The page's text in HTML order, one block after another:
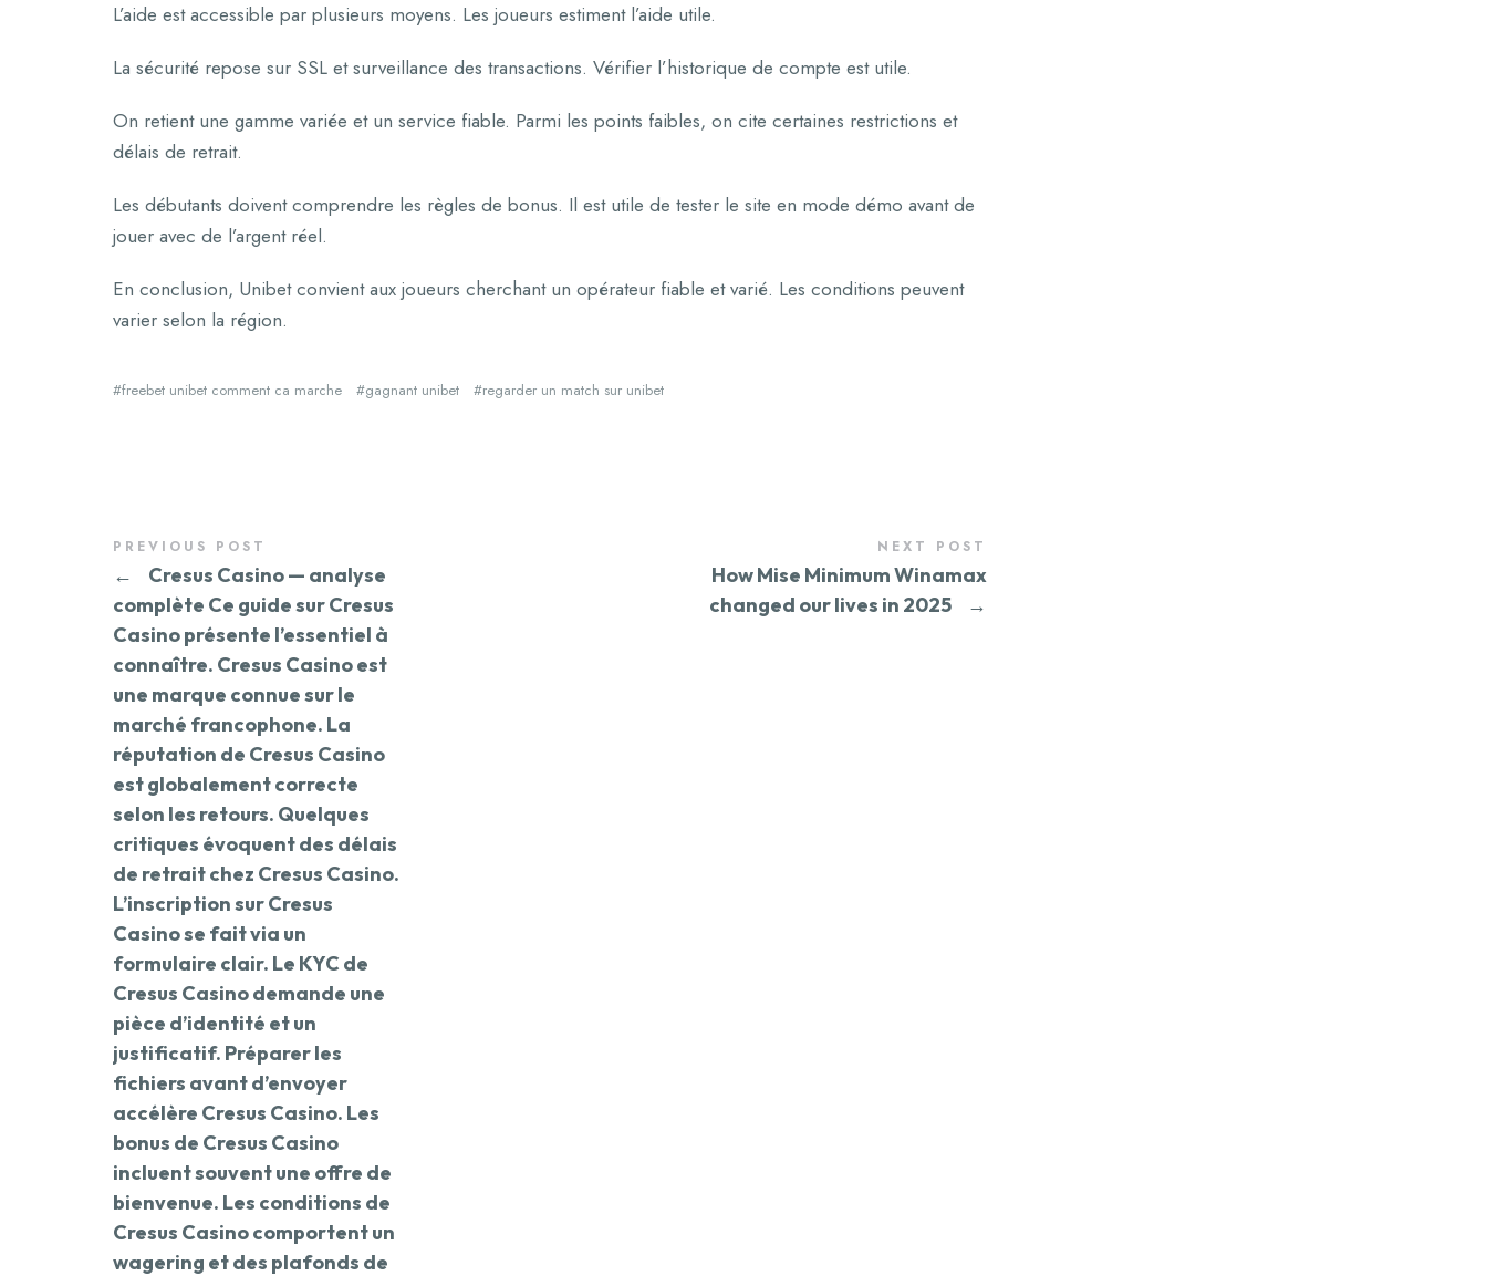
L’aide est accessible par plusieurs moyens. Les joueurs estiment l’aide utile.
La sécurité repose sur SSL et surveillance des transactions. Vérifier l’historique de compte est utile.
On retient une gamme variée et un service fiable. Parmi les points faibles, on cite certaines restrictions et
délais de retrait.
Les débutants doivent comprendre les règles de bonus. Il est utile de tester le site en mode démo avant de
jouer avec de l’argent réel.
En conclusion, Unibet convient aux joueurs cherchant un opérateur fiable et varié. Les conditions peuvent
varier selon la région.
freebet unibet comment ca marche gagnant unibet regarder un match sur unibet
PREVIOUS POST
←
Cresus Casino — analyse
complète Ce guide sur Cresus
Casino présente l’essentiel à
connaître. Cresus Casino est
une marque connue sur le
marché francophone. La
réputation de Cresus Casino
est globalement correcte
selon les retours. Quelques
critiques évoquent des délais
de retrait chez Cresus Casino.
L’inscription sur Cresus
Casino se fait via un
formulaire clair. Le KYC de
Cresus Casino demande une
pièce d’identité et un
justificatif. Préparer les
fichiers avant d’envoyer
accélère Cresus Casino. Les
bonus de Cresus Casino
incluent souvent une offre de
bienvenue. Les conditions de
Cresus Casino comportent un
wagering et des plafonds de
NEXT POST
How Mise Minimum Winamax
changed our lives in 2025
→